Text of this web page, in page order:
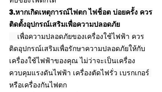
3.หากเกิดเหตุการณ์ไฟตก ไฟช็อต บ่อยครั้ง ควร
ติดตั้งอุปกรณ์เสริมเพื่อความปลอดภัย
ติดอุปกรณ์เสริมเพื่อรักษาความปลอดภัยให้กับ
เครื่องใช้ไฟฟ้าของคุณ ไม่ว่าจะเป็นเครื่อง
ควบคุมแรงดันไฟฟ้า เครื่องตัดไฟรั่ว เบรกเกอร์
หรือเครื่องกันไฟตก